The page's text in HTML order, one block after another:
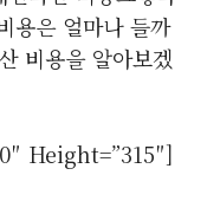
용은 얼마나 들까
비용을 알아보겠
Height=”315″]